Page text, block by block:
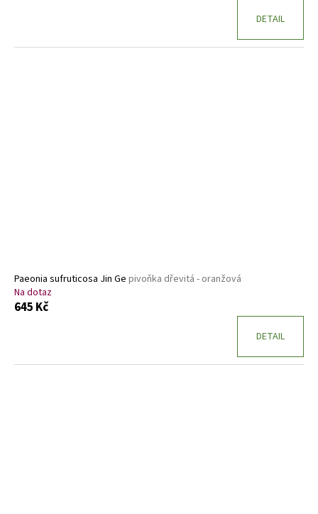
DETAIL
Paeonia sufruticosa Jin Ge pivoňka dřevitá - oranžová
Na dotaz
645 Kč
DETAIL